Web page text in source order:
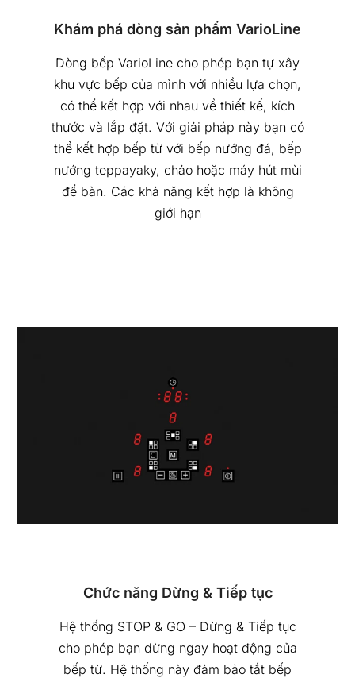
Khám phá dòng sản phẩm VarioLine
Dòng bếp VarioLine cho phép bạn tự xây
khu vực bếp của mình với nhiều lựa chọn,
có thể kết hợp với nhau về thiết kế, kích
thước và lắp đặt. Với giải pháp này bạn có
thể kết hợp bếp từ với bếp nướng đá, bếp
nướng teppayaky, chảo hoặc máy hút mùi
để bàn. Các khả năng kết hợp là không
giới hạn
Chức năng Dừng & Tiếp tục
Hệ thống STOP & GO – Dừng & Tiếp tục
cho phép bạn dừng ngay hoạt động của
bếp từ. Hệ thống này đảm bảo tắt bếp